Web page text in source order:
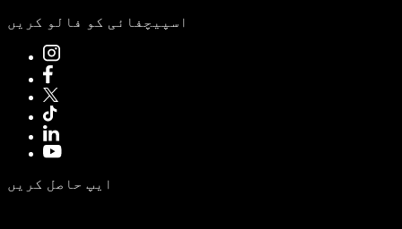
اسپیچفائی کو فالو کریں
ایپ حاصل کریں